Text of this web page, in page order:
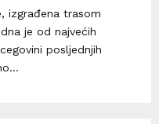
izgrađena trasom
je od najvećih
posljednjih